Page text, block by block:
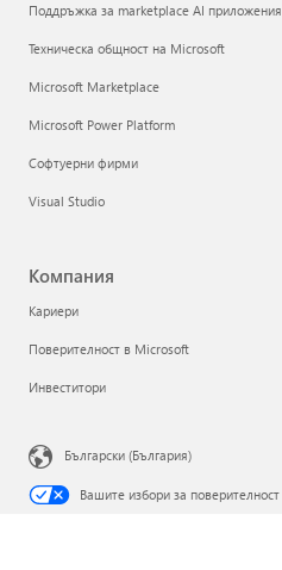
Поддръжка за marketplace AI приложения
Техническа общност на Microsoft
Microsoft Marketplace
Microsoft Power Platform
Софтуерни фирми
Visual Studio
Компания
Кариери
Поверителност в Microsoft
Инвеститори
Български (България)
Вашите избори за поверителност